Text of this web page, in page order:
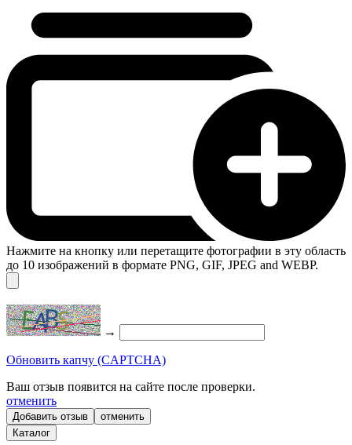
Нажмите на кнопку или перетащите фотографии в эту область
до 10 изображений в формате PNG, GIF, JPEG and WEBP.
→
Обновить капчу (CAPTCHA)
Ваш отзыв появится на сайте после проверки.
отменить
отменить
Каталог